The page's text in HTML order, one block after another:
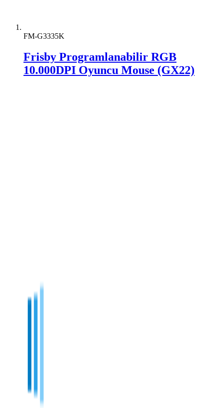
FM-G3335K
Frisby Programlanabilir RGB
10.000DPI Oyuncu Mouse (GX22)